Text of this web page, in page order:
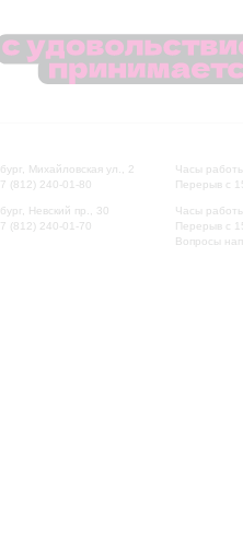
Михайловская ул., 2
(812) 240-01-80
Невский пр., 30
(812) 240-01-70
Часы
Перерыв с
Часы
Перерыв с
Вопросы